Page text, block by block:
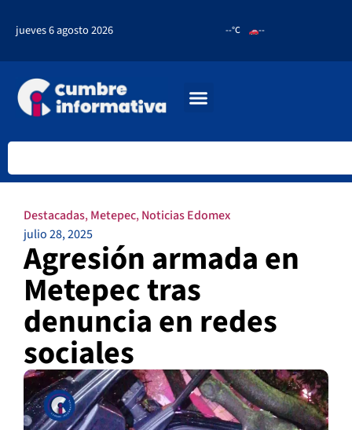
jueves 6 agosto 2026 --°C --
Destacadas,Metepec,Noticias Edomex
julio 28, 2025
Agresión armada en
Metepec tras
denuncia en redes
sociales